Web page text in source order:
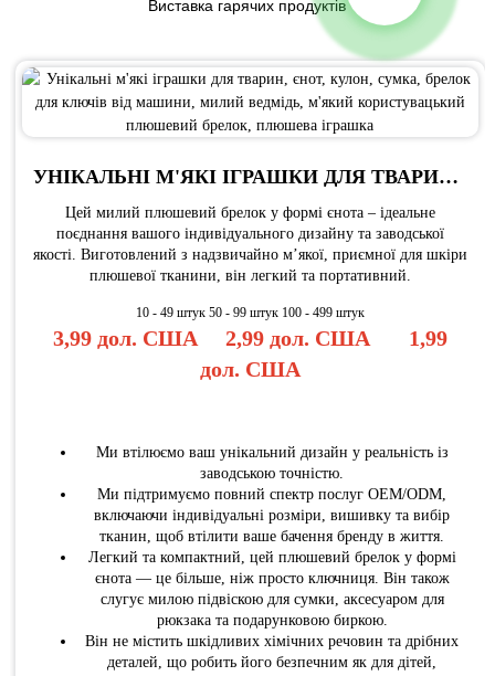
Виставка гарячих продуктів
УНІКАЛЬНІ М'ЯКІ ІГРАШКИ ДЛЯ ТВАРИН, ЄНОТ, КУЛОН, СУМКА, БРЕЛОК ДЛЯ КЛЮЧІВ ВІД МАШИНИ, МИЛИЙ ВЕДМІДЬ, М'ЯКИЙ КОРИСТУВАЦЬКИЙ ПЛЮШЕВИЙ БРЕЛОК, ПЛЮШЕВА ІГРАШКА
Цей милий плюшевий брелок у формі єнота – ідеальне
поєднання вашого індивідуального дизайну та заводської
якості. Виготовлений з надзвичайно м’якої, приємної для шкіри
плюшевої тканини, він легкий та портативний.
10 - 49 штук 50 - 99 штук 100 - 499 штук
3,99 дол. США 2,99 дол. США
1,99
дол. США
Ми втілюємо ваш унікальний дизайн у реальність із
заводською точністю.
Ми підтримуємо повний спектр послуг OEM/ODM,
включаючи індивідуальні розміри, вишивку та вибір
тканин, щоб втілити ваше бачення бренду в життя.
Легкий та компактний, цей плюшевий брелок у формі
єнота — це більше, ніж просто ключниця. Він також
слугує милою підвіскою для сумки, аксесуаром для
рюкзака та подарунковою биркою.
Він не містить шкідливих хімічних речовин та дрібних
деталей, що робить його безпечним як для дітей,